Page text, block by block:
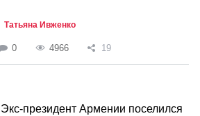
Татьяна Ивженко
0 4966 19
Экс-президент Армении поселился